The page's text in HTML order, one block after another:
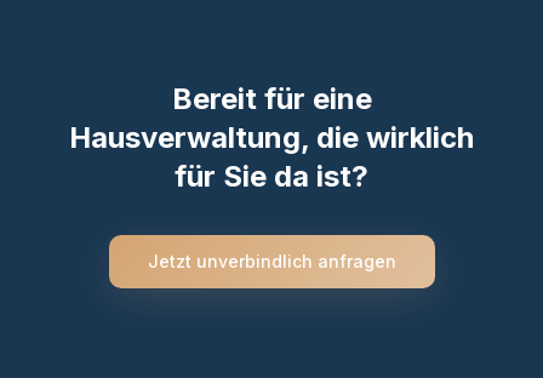
Bereit für eine
Hausverwaltung, die wirklich
für Sie da ist?
Jetzt unverbindlich anfragen